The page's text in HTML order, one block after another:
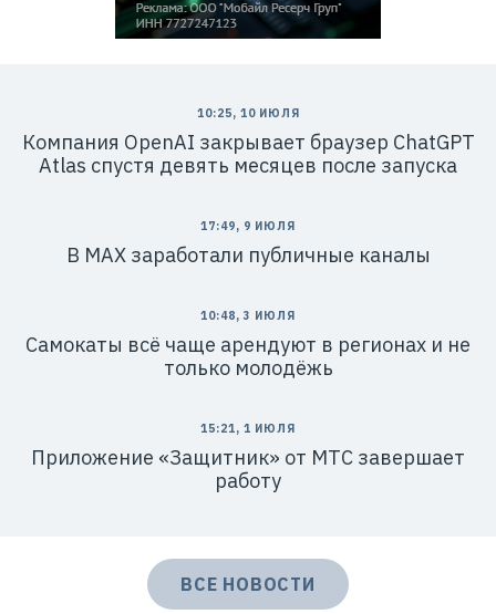
10:25, 10 ИЮЛЯ
Компания OpenAI закрывает браузер ChatGPT
Atlas спустя девять месяцев после запуска
17:49, 9 ИЮЛЯ
В MAX заработали публичные каналы
10:48, 3 ИЮЛЯ
Самокаты всё чаще арендуют в регионах и не
только молодёжь
15:21, 1 ИЮЛЯ
Приложение «Защитник» от МТС завершает
работу
ВСЕ НОВОСТИ